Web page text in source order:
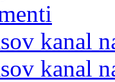
kanal
kanal